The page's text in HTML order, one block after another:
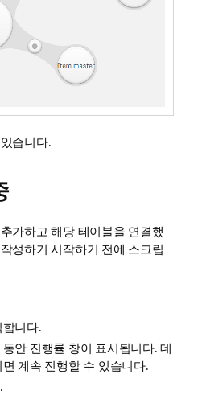
습니다.
가하고 해당 테이블을 연결했
성하기 시작하기 전에 스크립
니다.
안 진행률 창이 표시됩니다. 데
계속 진행할 수 있습니다.